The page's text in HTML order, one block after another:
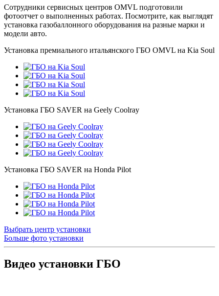
Сотрудники сервисных центров OMVL подготовили
фотоотчет о выполненных работах. Посмотрите, как выглядят
установка газобаллонного оборудования на разные марки и
модели авто.
Установка премиального итальянского ГБО OMVL на Kia Soul
Установка ГБО SAVER на Geely Coolray
Установка ГБО SAVER на Honda Pilot
Выбрать центр установки
Больше фото установки
Видео установки ГБО